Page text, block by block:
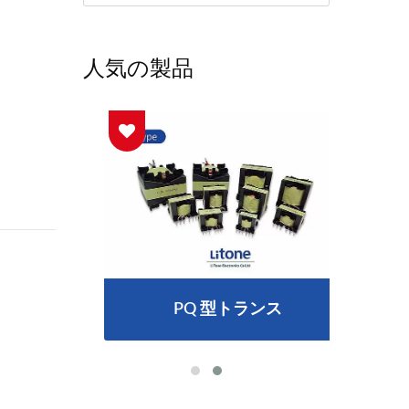
人気の製品
PQ 型トランス